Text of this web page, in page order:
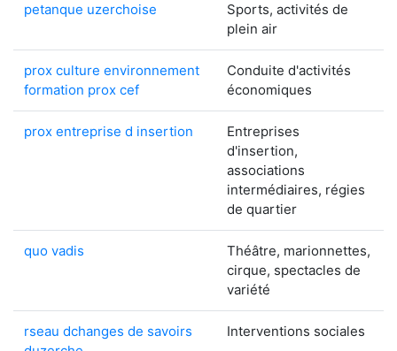
petanque uzerchoise
Sports, activités de
plein air
prox culture environnement
formation prox cef
Conduite d'activités
économiques
prox entreprise d insertion
Entreprises
d'insertion,
associations
intermédiaires, régies
de quartier
quo vadis
Théâtre, marionnettes,
cirque, spectacles de
variété
rseau dchanges de savoirs
Interventions sociales